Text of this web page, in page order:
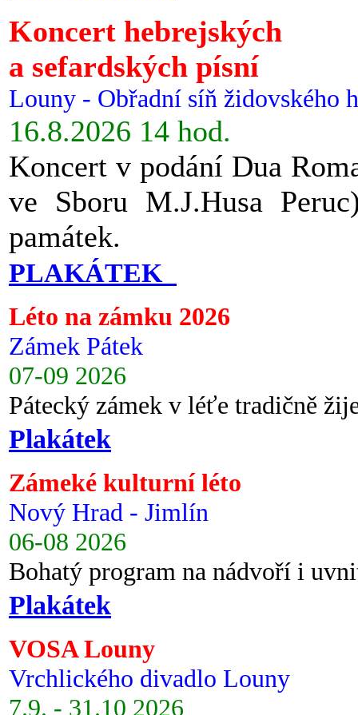
Koncert hebrejských
a sefardských písní
Louny - Obřadní síň židovského
16.8.2026 14 hod.
Koncert v podání Dua
ve Sboru M.J.Husa
památek.
PLAKÁTEK
Léto na zámku 2026
Zámek Pátek
07-09 2026
Pátecký zámek v léťe tradičně
Plakátek
Zámeké kulturní léto
Nový Hrad - Jimlín
06-08 2026
Bohatý program na nádvoří i
Plakátek
VOSA Louny
Vrchlického divadlo Louny
7.9. - 31.10 2026